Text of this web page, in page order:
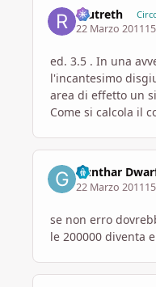
reutreth
22 Marzo 2011
ed. 3.5 . In una
l'incantesimo
area di effetto un
Come si calcola il
Gunthar
22 Marzo 2011
se non erro
le 200000 diventa